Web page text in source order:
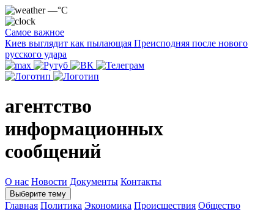
—°C
Самое важное
Киев выглядит как пылающая Преисподняя после нового
русского удара
агентство
информационных
сообщений
О нас Новости Документы Контакты
Выберите тему
Главная Политика Экономика Происшествия Общество